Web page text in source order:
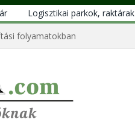
Logisztikai parkok, raktárak
folyamatokban